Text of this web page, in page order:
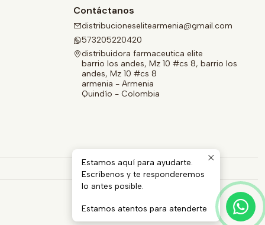
Contáctanos
distribucioneselitearmenia@gmail.com
573205220420
distribuidora farmaceutica elite
barrio los andes, Mz 10 #cs 8, barrio los
andes, Mz 10 #cs 8
armenia - Armenia
Quindío - Colombia
Estamos aquí para ayudarte.
Escríbenos y te responderemos
lo antes posible.
Estamos atentos para atenderte